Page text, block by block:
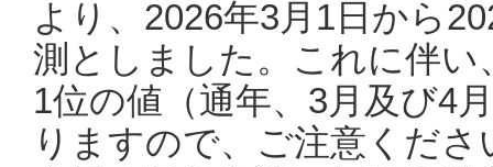
より、2026年3月1日から
測としました。これに伴い
1位の値（通年、3月及び4
りますので、ご注意くだ